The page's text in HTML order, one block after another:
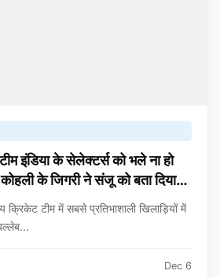
इंडिया के सेलेक्टर्स को भले ना हो
के जिगरी ने संजू को बता दिया
टीम में सबसे प्रतिभाशाली खिलाड़ियों में
Dec 6